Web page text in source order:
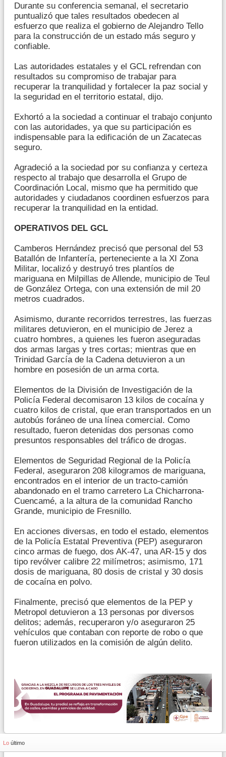
Durante su conferencia semanal, el secretario
puntualizó que tales resultados obedecen al
esfuerzo que realiza el gobierno de Alejandro Tello
para la construcción de un estado más seguro y
confiable.
Las autoridades estatales y el GCL refrendan con
resultados su compromiso de trabajar para
recuperar la tranquilidad y fortalecer la paz social y
la seguridad en el territorio estatal, dijo.
Exhortó a la sociedad a continuar el trabajo conjunto
con las autoridades, ya que su participación es
indispensable para la edificación de un Zacatecas
seguro.
Agradeció a la sociedad por su confianza y certeza
respecto al trabajo que desarrolla el Grupo de
Coordinación Local, mismo que ha permitido que
autoridades y ciudadanos coordinen esfuerzos para
recuperar la tranquilidad en la entidad.
OPERATIVOS DEL GCL
Camberos Hernández precisó que personal del 53
Batallón de Infantería, perteneciente a la XI Zona
Militar, localizó y destruyó tres plantíos de
mariguana en Milpillas de Allende, municipio de Teul
de González Ortega, con una extensión de mil 20
metros cuadrados.
Asimismo, durante recorridos terrestres, las fuerzas
militares detuvieron, en el municipio de Jerez a
cuatro hombres, a quienes les fueron aseguradas
dos armas largas y tres cortas; mientras que en
Trinidad García de la Cadena detuvieron a un
hombre en posesión de un arma corta.
Elementos de la División de Investigación de la
Policía Federal decomisaron 13 kilos de cocaína y
cuatro kilos de cristal, que eran transportados en un
autobús foráneo de una línea comercial. Como
resultado, fueron detenidas dos personas como
presuntos responsables del tráfico de drogas.
Elementos de Seguridad Regional de la Policía
Federal, aseguraron 208 kilogramos de mariguana,
encontrados en el interior de un tracto-camión
abandonado en el tramo carretero La Chicharrona-
Cuencamé, a la altura de la comunidad Rancho
Grande, municipio de Fresnillo.
En acciones diversas, en todo el estado, elementos
de la Policía Estatal Preventiva (PEP) aseguraron
cinco armas de fuego, dos AK-47, una AR-15 y dos
tipo revólver calibre 22 milímetros; asimismo, 171
dosis de mariguana, 80 dosis de cristal y 30 dosis
de cocaína en polvo.
Finalmente, precisó que elementos de la PEP y
Metropol detuvieron a 13 personas por diversos
delitos; además, recuperaron y/o aseguraron 25
vehículos que contaban con reporte de robo o que
fueron utilizados en la comisión de algún delito.
Lo último